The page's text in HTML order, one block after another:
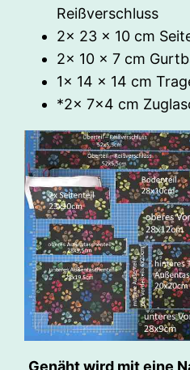
Reißverschluss
2x 23 x 10 cm
2x 10 x 7 cm
1x 14 x 14 cm
*2x 7×4 cm